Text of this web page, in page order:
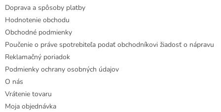
Doprava a spôsoby platby
Hodnotenie obchodu
Obchodné podmienky
Poučenie o práve spotrebiteľa podať obchodníkovi žiadosť o nápravu
Reklamačný poriadok
Podmienky ochrany osobných údajov
O nás
Vrátenie tovaru
Moja objednávka